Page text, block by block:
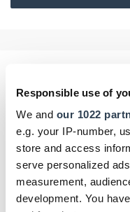
Responsible use of
We and our 1022
e.g. your IP-number,
store and access
serve personalized
measurement,
development. You
Name
E-Mail